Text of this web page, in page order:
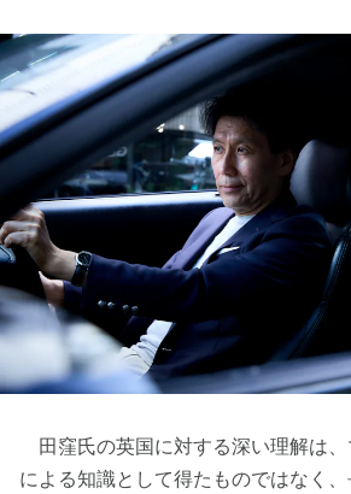
田窪氏の英国に対する深い理解は
による知識として得たものではなく